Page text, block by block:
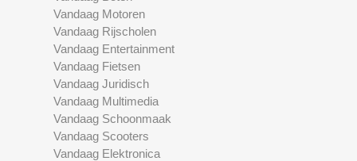
Vandaag Motoren
Vandaag Rijscholen
Vandaag Entertainment
Vandaag Fietsen
Vandaag Juridisch
Vandaag Multimedia
Vandaag Schoonmaak
Vandaag Scooters
Vandaag Elektronica